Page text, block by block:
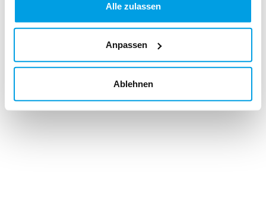
Alle zulassen
Anpassen
Ablehnen